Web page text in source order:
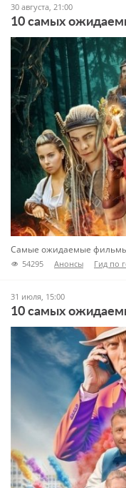
30 августа, 21:00
10 самых
Самые ожидаемые фильмы
54295 Анонсы Гид по
31 июля, 15:00
10 самых